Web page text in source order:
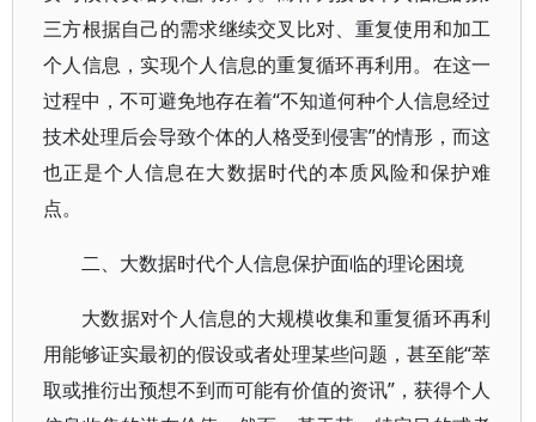
三方根据自己的需求继续交叉比对、重复使用和加工
个人信息，实现个人信息的重复循环再利用。在这一
过程中，不可避免地存在着“不知道何种个人信息经过
技术处理后会导致个体的人格受到侵害”的情形，而这
也正是个人信息在大数据时代的本质风险和保护难
点。
二、大数据时代个人信息保护面临的理论困境
大数据对个人信息的大规模收集和重复循环再利
用能够证实最初的假设或者处理某些问题，甚至能“萃
取或推衍出预想不到而可能有价值的资讯”，获得个人